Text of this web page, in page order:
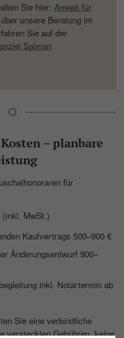
Sie hier: Anwalt für
unsere Beratung im
Sie auf der
Salman.
– planbare
für
(inkl. MwSt.)
Kaufvertrags 500–900 €
Änderungsentwurf 900–
inkl. Notartermin ab
Sie eine verbindliche
versteckten Gebühren, keine